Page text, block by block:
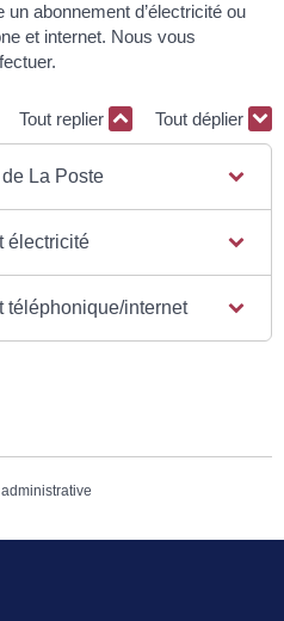
abonnement d’électricité ou
et internet. Nous vous
Tout replier Tout déplier
La Poste
électricité
téléphonique/internet